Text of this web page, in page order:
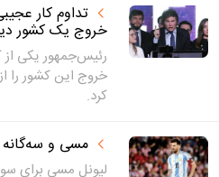
تداوم کار
خروج یک کشور
رئیس‌جمهور یکی
خروج این کشور را
کرد.
مسی و